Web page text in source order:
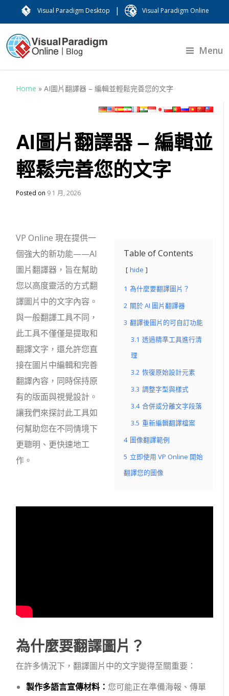
Visual Paradigm Desktop | Visual Paradigm Online
Menu
Home »AI圖片翻譯器 – 編輯並輕鬆完善您的文字
AI圖片翻譯器 – 編輯並
輕鬆完善您的文字
Posted on 9 1 月, 2026
Table of Contents
hide
1 為什麼要翻譯圖片？
2 關於 AI 圖片翻譯器
3 翻譯後圖片的可自訂功能
3.1 透過精準工具進行清
理
3.2 恢復原始設計元素
3.3 調整字型與樣式
3.4 合併或分離文字段落
3.5 重新編輯翻譯檔案
4 圖像翻譯範例
5 立即使用 VP Online 開始
翻譯您的圖像
VP Online 現在提供一
個強大的新功能——AI
圖片翻譯器，旨在幫助
您以高度靈活的方式翻
譯圖片中的文字內容。
與一般翻譯工具不同，
此工具不僅僅是提取和
翻譯文字，還允許您直
接在圖片中編輯和完善
翻譯內容，同時保持原
有的版面與視覺設計。
讓我們來探討此工具如
何幫助您在不同情境下
更聰明、更快速地工
作。
為什麼要翻譯圖片？
在許多情況下，翻譯圖片中的文字變得至關重要：
製作多語言宣傳材料：您可能正在準備海報、傳單